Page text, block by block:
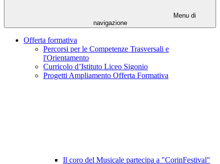
Menu di
navigazione
Offerta formativa
Percorsi per le Competenze Trasversali e
l'Orientamento
Curricolo d’Istituto Liceo Sigonio
Progetti Ampliamento Offerta Formativa
Il coro del Musicale partecipa a "CorinFestival"